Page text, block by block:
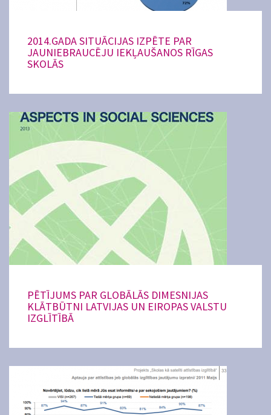
2014.GADA SITUĀCIJAS IZPĒTE PAR
JAUNIEBRAUCĒJU IEKĻAUŠANOS RĪGAS
SKOLĀS
PĒTĪJUMS PAR GLOBĀLĀS DIMESNIJAS
KLĀTBŪTNI LATVIJAS UN EIROPAS VALSTU
IZGLĪTĪBĀ